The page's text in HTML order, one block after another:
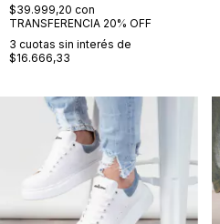
$39.999,20 con
TRANSFERENCIA 20% OFF
3 cuotas sin interés de
$16.666,33